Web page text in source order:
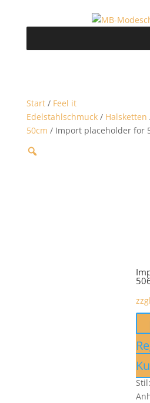
Start/ Feel it
Edelstahlschmuck/ Halsketten
50cm / Import placeholder for